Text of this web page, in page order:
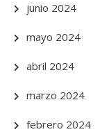
junio 2024
mayo 2024
abril 2024
marzo 2024
febrero 2024